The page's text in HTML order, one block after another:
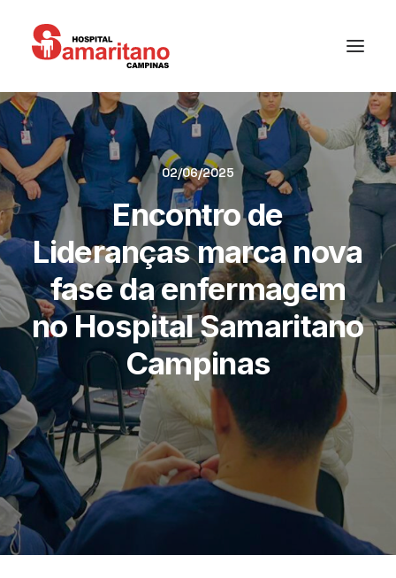
02/06/2025
Encontro de
Lideranças marca nova
fase da enfermagem
no Hospital Samaritano
Campinas